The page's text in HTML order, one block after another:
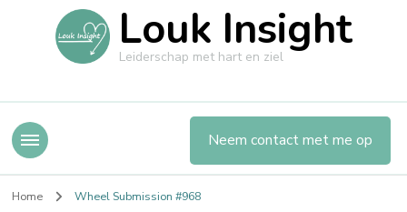
Louk Insight
Leiderschap met hart en ziel
Neem contact met me op
Home Wheel Submission #968